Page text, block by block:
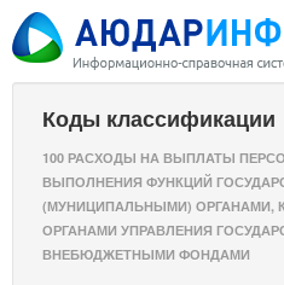
Коды классификации
100 РАСХОДЫ НА ВЫПЛАТЫ
ВЫПОЛНЕНИЯ ФУНКЦИЙ
(МУНИЦИПАЛЬНЫМИ) ОРГАНАМИ,
ОРГАНАМИ УПРАВЛЕНИЯ
ВНЕБЮДЖЕТНЫМИ ФОНДАМИ